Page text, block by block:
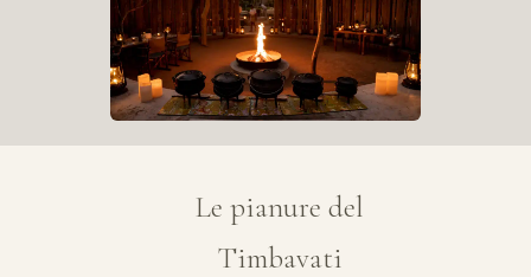
Le pianure del
Timbavati